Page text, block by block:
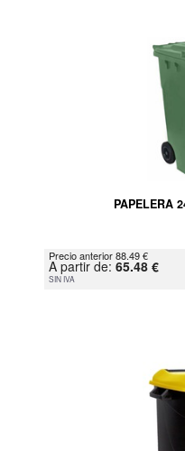
PAPELERA
Precio anterior 88.49 €
A partir de: 65.48 €
SIN IVA